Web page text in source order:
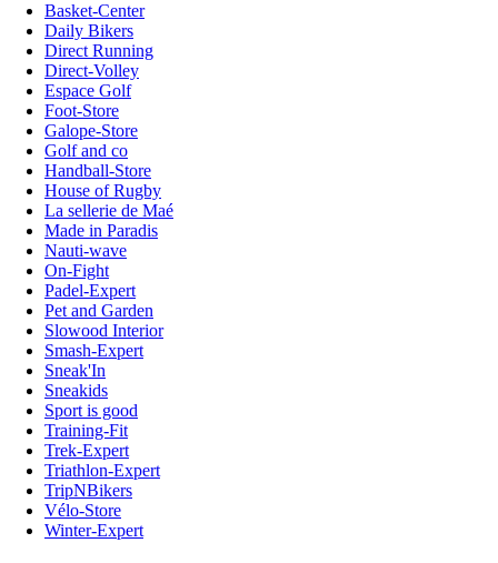
Basket-Center
Daily Bikers
Direct Running
Direct-Volley
Espace Golf
Foot-Store
Galope-Store
Golf and co
Handball-Store
House of Rugby
La sellerie de Maé
Made in Paradis
Nauti-wave
On-Fight
Padel-Expert
Pet and Garden
Slowood Interior
Smash-Expert
Sneak'In
Sneakids
Sport is good
Training-Fit
Trek-Expert
Triathlon-Expert
TripNBikers
Vélo-Store
Winter-Expert